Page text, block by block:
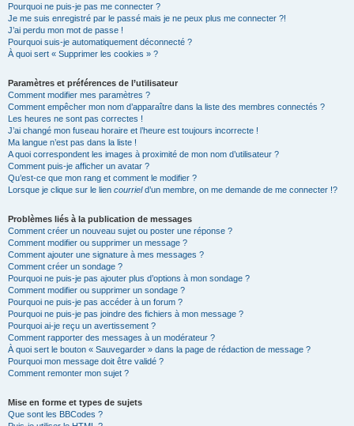
Pourquoi ne puis-je pas me connecter ?
Je me suis enregistré par le passé mais je ne peux plus me connecter ?!
J’ai perdu mon mot de passe !
Pourquoi suis-je automatiquement déconnecté ?
À quoi sert « Supprimer les cookies » ?
Paramètres et préférences de l’utilisateur
Comment modifier mes paramètres ?
Comment empêcher mon nom d’apparaître dans la liste des membres connectés ?
Les heures ne sont pas correctes !
J’ai changé mon fuseau horaire et l’heure est toujours incorrecte !
Ma langue n’est pas dans la liste !
A quoi correspondent les images à proximité de mon nom d’utilisateur ?
Comment puis-je afficher un avatar ?
Qu’est-ce que mon rang et comment le modifier ?
Lorsque je clique sur le lien courrield’un membre, on me demande de me connecter !?
Problèmes liés à la publication de messages
Comment créer un nouveau sujet ou poster une réponse ?
Comment modifier ou supprimer un message ?
Comment ajouter une signature à mes messages ?
Comment créer un sondage ?
Pourquoi ne puis-je pas ajouter plus d’options à mon sondage ?
Comment modifier ou supprimer un sondage ?
Pourquoi ne puis-je pas accéder à un forum ?
Pourquoi ne puis-je pas joindre des fichiers à mon message ?
Pourquoi ai-je reçu un avertissement ?
Comment rapporter des messages à un modérateur ?
À quoi sert le bouton « Sauvegarder » dans la page de rédaction de message ?
Pourquoi mon message doit être validé ?
Comment remonter mon sujet ?
Mise en forme et types de sujets
Que sont les BBCodes ?